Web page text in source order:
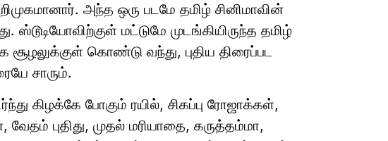
அந்த ஒரு படமே தமிழ் சினிமாவின்
மட்டுமே முடங்கியிருந்த தமிழ்
சூழலுக்குள் கொண்டு வந்து, புதிய திரைப்பட
சாரும்.
கிழக்கே போகும் ரயில், சிகப்பு ரோஜாக்கள்,
புதிது, முதல் மரியாதை, கருத்தம்மா,